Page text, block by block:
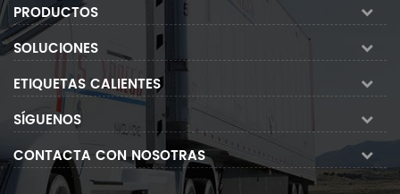
PRODUCTOS
SOLUCIONES
ETIQUETAS CALIENTES
SÍGUENOS
CONTACTA CON NOSOTRAS